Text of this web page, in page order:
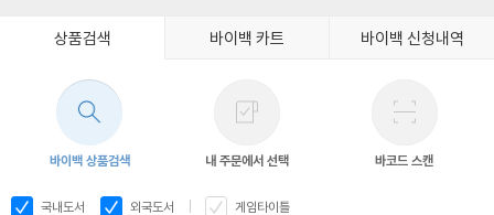
상품검색 바이백 카트 바이백 신청내역
바이백 상품검색 내 주문에서 선택 바코드 스캔
국내도서 외국도서 게임타이틀